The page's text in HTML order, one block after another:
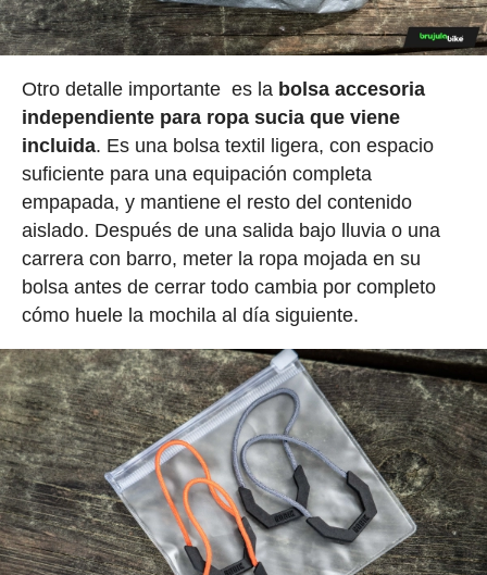
Otro detalle importante es la bolsa accesoria
independiente para ropa sucia que viene
incluida. Es una bolsa textil ligera, con espacio
suficiente para una equipación completa
empapada, y mantiene el resto del contenido
aislado. Después de una salida bajo lluvia o una
carrera con barro, meter la ropa mojada en su
bolsa antes de cerrar todo cambia por completo
cómo huele la mochila al día siguiente.